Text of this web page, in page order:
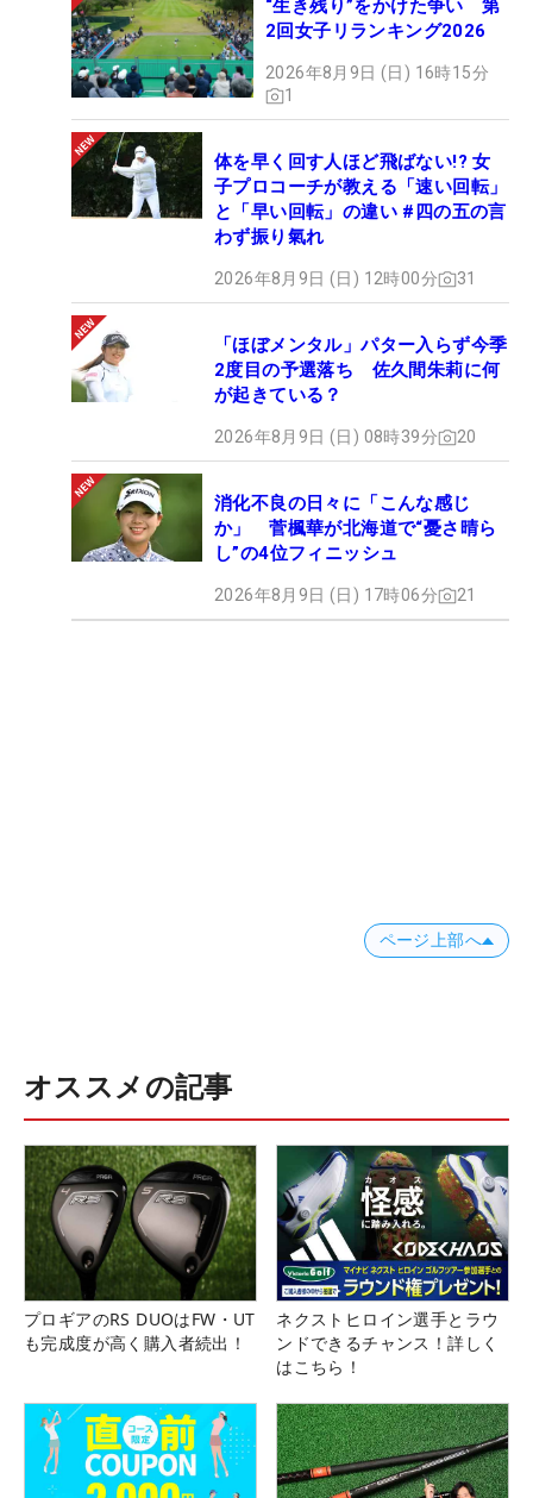
“生き残り”をかけた争い 第
2回女子リランキング2026
2026年8月9日 (日) 16時15分
1
体を早く回す人ほど飛ばない!? 女
子プロコーチが教える「速い回転」
と「早い回転」の違い #四の五の言
わず振り氣れ
2026年8月9日 (日) 12時00分 31
「ほぼメンタル」パター入らず今季
2度目の予選落ち 佐久間朱莉に何
が起きている？
2026年8月9日 (日) 08時39分 20
消化不良の日々に「こんな感じ
か」 菅楓華が北海道で“憂さ晴ら
し”の4位フィニッシュ
2026年8月9日 (日) 17時06分 21
ページ上部へ
オススメの記事
プロギアのRS DUOはFW・UT
も完成度が高く購入者続出！
ネクストヒロイン選手とラウ
ンドできるチャンス！詳しく
はこちら！